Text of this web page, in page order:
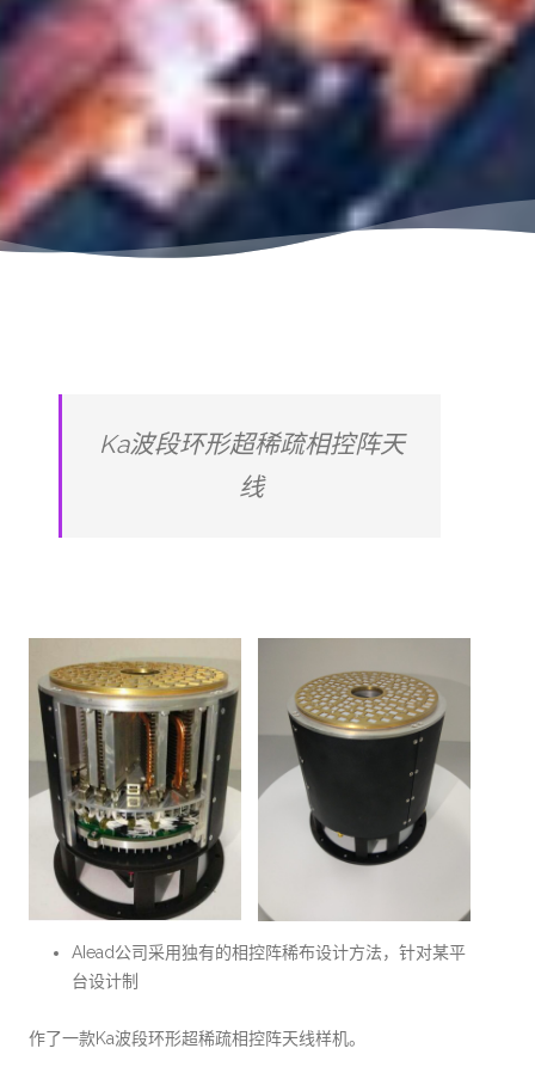
Ka波段环形超稀疏相控阵天
线
AIead公司采用独有的相控阵稀布设计方法，针对某平
台设计制
作了一款Ka波段环形超稀疏相控阵天线样机。